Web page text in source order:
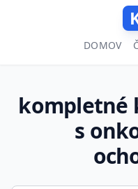
DOMOV
kompletné
s